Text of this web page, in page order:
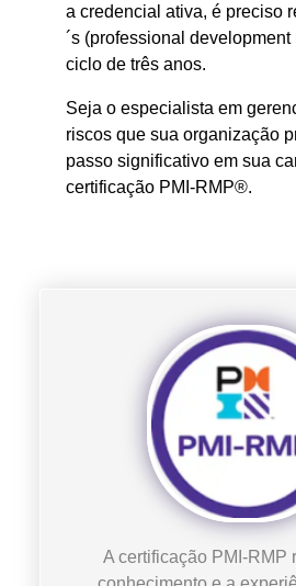
a credencial ativa, é preciso
´s (professional development
ciclo de três anos.
Seja o especialista em
riscos que sua organização
passo significativo em sua
certificação PMI-RMP®.
A certificação PMI-RMP